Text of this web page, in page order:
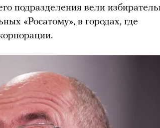
подразделения вели
«Росатому», в городах, где